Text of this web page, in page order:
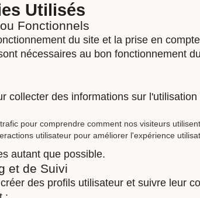
Utilisés
Fonctionnels
du site et la prise en
nécessaires au bon fonctionnement
collecter des informations sur
pour comprendre comment nos visiteurs
utilisateur pour améliorer l'expérience
autant que possible.
et de Suivi
des profils utilisateur et suivre leur